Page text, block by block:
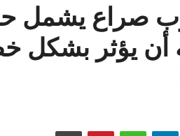
صراع يشمل
أن يؤثر بشكل